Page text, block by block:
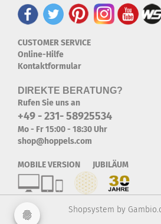
CUSTOMER SERVICE
Online-Hilfe
Kontaktformular
DIREKTE BERATUNG?
Rufen Sie uns an
+49 - 231- 58925534
Mo - Fr 15:00 - 18:30 Uhr
shop@hoppels.com
MOBILE VERSION JUBILÄUM
Shopsystem by